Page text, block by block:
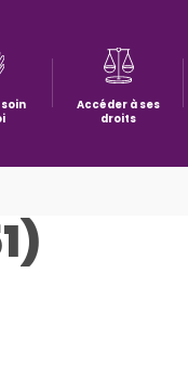
Accéder à ses
droits